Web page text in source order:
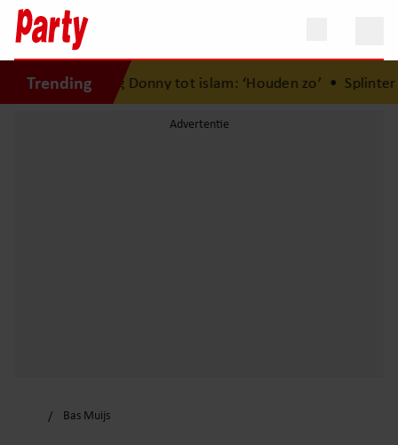
TrendingDonny tot islam: ‘Houden zo’•Splinter Chabot
Bas Muijs